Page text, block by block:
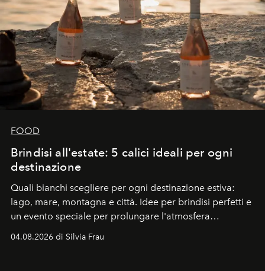
FOOD
Brindisi all'estate: 5 calici ideali per ogni
destinazione
Quali bianchi scegliere per ogni destinazione estiva:
lago, mare, montagna e città. Idee per brindisi perfetti e
un evento speciale per prolungare l'atmosfera
04.08.2026 di Silvia Frau